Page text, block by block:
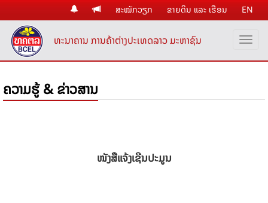
ສະໝັກວຽກ ຂາຍດິນ ແລະ ເຮືອນ EN
ທະນາຄານ ການຄ້າຕ່າງປະເທດລາວ ມະຫາຊົນ
ຄວາມຮູ້ & ຂ່າວສານ
ໜັງສືແຈ້ງເຊີນປະມູນ